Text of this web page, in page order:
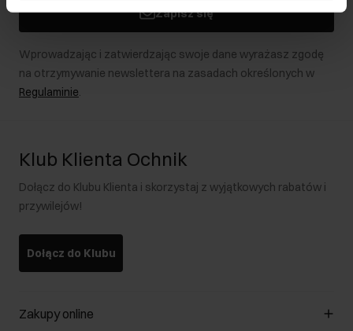
Zapisz się
Wprowadzając i zatwierdzając swoje dane wyrażasz zgodę
na otrzymywanie newslettera na zasadach określonych w
Regulaminie.
Klub Klienta Ochnik
Dołącz do Klubu Klienta i skorzystaj z wyjątkowych rabatów i
przywilejów!
Dołącz do Klubu
Zakupy online